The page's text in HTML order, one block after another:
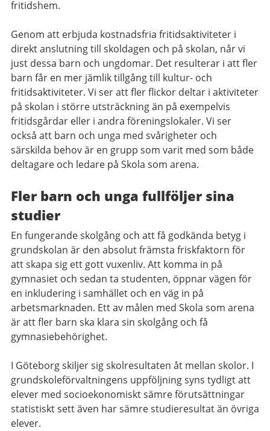
fritidshem.
Genom att erbjuda kostnadsfria fritidsaktiviteter i
direkt anslutning till skoldagen och på skolan, når vi
just dessa barn och ungdomar. Det resulterar i att fler
barn får en mer jämlik tillgång till kultur- och
fritidsaktiviteter. Vi ser att fler flickor deltar i aktiviteter
på skolan i större utsträckning än på exempelvis
fritidsgårdar eller i andra föreningslokaler. Vi ser
också att barn och unga med svårigheter och
särskilda behov är en grupp som varit med som både
deltagare och ledare på Skola som arena.
Fler barn och unga fullföljer sina
studier
En fungerande skolgång och att få godkända betyg i
grundskolan är den absolut främsta friskfaktorn för
att skapa sig ett gott vuxenliv. Att komma in på
gymnasiet och sedan ta studenten, öppnar vägen för
en inkludering i samhället och en väg in på
arbetsmarknaden. Ett av målen med Skola som arena
är att fler barn ska klara sin skolgång och få
gymnasiebehörighet.
I Göteborg skiljer sig skolresultaten åt mellan skolor. I
grundskoleförvaltningens uppföljning syns tydligt att
elever med socioekonomiskt sämre förutsättningar
statistiskt sett även har sämre studieresultat än övriga
elever.